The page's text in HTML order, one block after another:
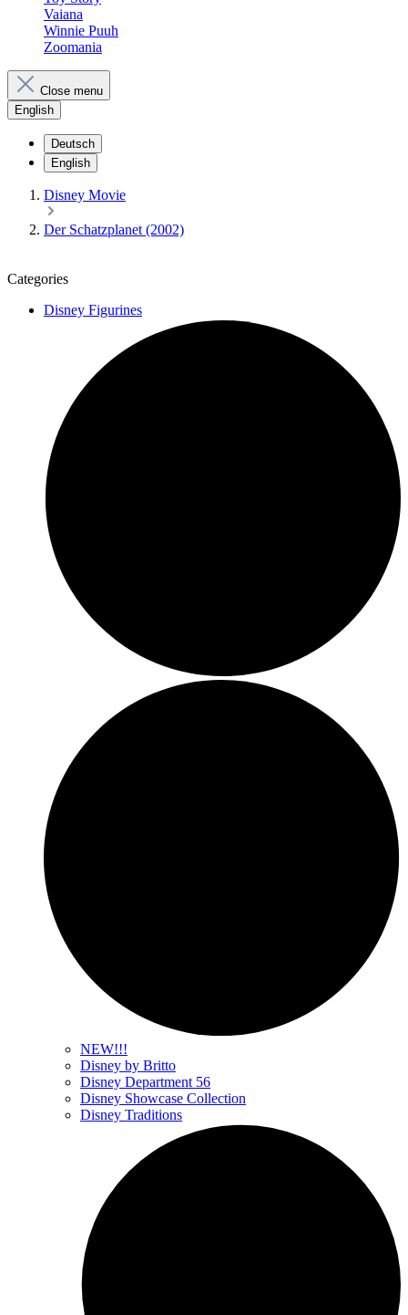
Vaiana
Winnie Puuh
Zoomania
Close menu
English
Deutsch
English
Disney Movie
Der Schatzplanet (2002)
Categories
Disney Figurines
NEW!!!
Disney by Britto
Disney Department 56
Disney Showcase Collection
Disney Traditions